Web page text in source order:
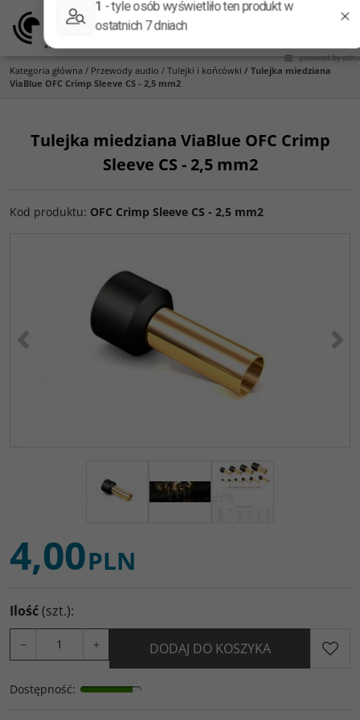
Kategoria główna / Przewody audio / Tulejki i końcówki / Tulejka miedziana
ViaBlue OFC Crimp Sleeve CS - 2,5 mm2
Tulejka miedziana ViaBlue OFC Crimp
Sleeve CS - 2,5 mm2
Kod produktu: OFC Crimp Sleeve CS - 2,5 mm2
<
4,00PLN
Ilość(szt.):
− + DODAJ DO KOSZYKA
Dostępność: